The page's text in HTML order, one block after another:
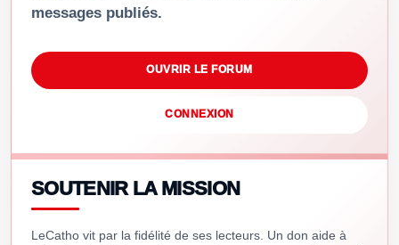
messages publiés.
OUVRIR LE FORUM
CONNEXION
SOUTENIR LA MISSION
LeCatho vit par la fidélité de ses lecteurs. Un don aide à